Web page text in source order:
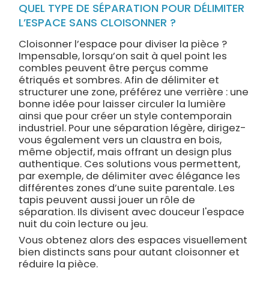
QUEL TYPE DE SÉPARATION POUR DÉLIMITER
L’ESPACE SANS CLOISONNER ?
Cloisonner l’espace pour diviser la pièce ?
Impensable, lorsqu’on sait à quel point les
combles peuvent être perçus comme
étriqués et sombres. Afin de délimiter et
structurer une zone, préférez une verrière : une
bonne idée pour laisser circuler la lumière
ainsi que pour créer un style contemporain
industriel. Pour une séparation légère, dirigez-
vous également vers un claustra en bois,
même objectif, mais offrant un design plus
authentique. Ces solutions vous permettent,
par exemple, de délimiter avec élégance les
différentes zones d’une suite parentale. Les
tapis peuvent aussi jouer un rôle de
séparation. Ils divisent avec douceur l'espace
nuit du coin lecture ou jeu.
Vous obtenez alors des espaces visuellement
bien distincts sans pour autant cloisonner et
réduire la pièce.